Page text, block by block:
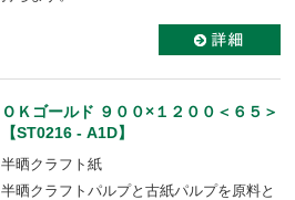
ＯＫゴールド ９００×１２００＜６５＞
【ST0216 - A1D】
半晒クラフト紙
半晒クラフトパルプと古紙パルプを原料と